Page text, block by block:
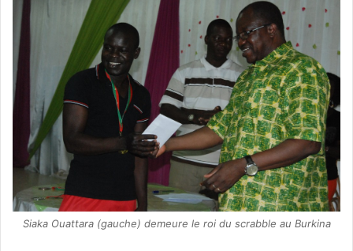
Siaka Ouattara (gauche) demeure le roi du scrabble au Burkina